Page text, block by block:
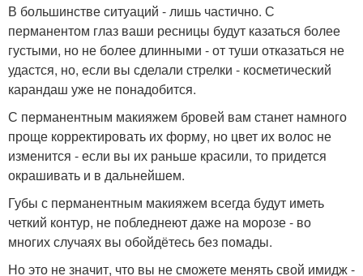
В большинстве ситуаций - лишь частично. С
перманентом глаз ваши ресницы будут казаться более
густыми, но не более длинными - от туши отказаться не
удастся, но, если вы сделали стрелки - косметический
карандаш уже не понадобится.
С перманентным макияжем бровей вам станет намного
проще корректировать их форму, но цвет их волос не
изменится - если вы их раньше красили, то придется
окрашивать и в дальнейшем.
Губы с перманентным макияжем всегда будут иметь
четкий контур, не побледнеют даже на морозе - во
многих случаях вы обойдётесь без помады.
Но это не значит, что вы не сможете менять свой имидж -